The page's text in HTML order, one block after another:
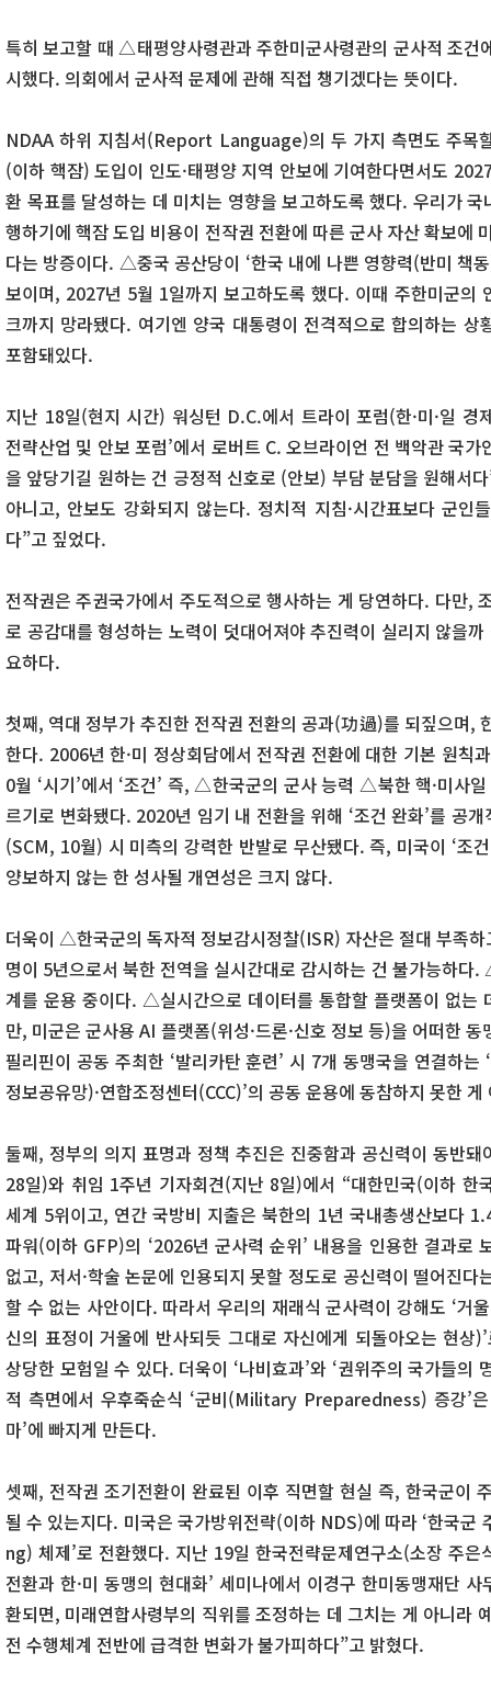
특히 보고할 때 △태평양사령관과 주한미군사령관의 군사적 조건
시했다. 의회에서 군사적 문제에 관해 직접 챙기겠다는 뜻이다.
NDAA 하위 지침서(Report Language)의 두 가지 측면도 주목
(이하 핵잠) 도입이 인도·태평양 지역 안보에 기여한다면서도
환 목표를 달성하는 데 미치는 영향을 보고하도록 했다. 우리가
행하기에 핵잠 도입 비용이 전작권 전환에 따른 군사 자산 확보에
다는 방증이다. △중국 공산당이 ‘한국 내에 나쁜 영향력(반미 책
보이며, 2027년 5월 1일까지 보고하도록 했다. 이때 주한미군의
크까지 망라됐다. 여기엔 양국 대통령이 전격적으로 합의하는 상
포함돼있다.
지난 18일(현지 시간) 워싱턴 D.C.에서 트라이 포럼(한·미·일 경
전략산업 및 안보 포럼’에서 로버트 C. 오브라이언 전 백악관 국
을 앞당기길 원하는 건 긍정적 신호로 (안보) 부담 분담을 원해서
아니고, 안보도 강화되지 않는다. 정치적 지침·시간표보다 군인
다”고 짚었다.
전작권은 주권국가에서 주도적으로 행사하는 게 당연하다. 다만,
로 공감대를 형성하는 노력이 덧대어져야 추진력이 실리지 않을
요하다.
첫째, 역대 정부가 추진한 전작권 전환의 공과(功過)를 되짚으며,
한다. 2006년 한·미 정상회담에서 전작권 전환에 대한 기본 원칙
0월 ‘시기’에서 ‘조건’ 즉, △한국군의 군사 능력 △북한 핵·미사
르기로 변화됐다. 2020년 임기 내 전환을 위해 ‘조건 완화’를 공
(SCM, 10월) 시 미측의 강력한 반발로 무산됐다. 즉, 미국이 ‘조
양보하지 않는 한 성사될 개연성은 크지 않다.
더욱이 △한국군의 독자적 정보감시정찰(ISR) 자산은 절대 부족
명이 5년으로서 북한 전역을 실시간대로 감시하는 건 불가능하다
계를 운용 중이다. △실시간으로 데이터를 통합할 플랫폼이 없는
만, 미군은 군사용 AI 플랫폼(위성·드론·신호 정보 등)을 어떠한
필리핀이 공동 주최한 ‘발리카탄 훈련’ 시 7개 동맹국을 연결하
정보공유망)·연합조정센터(CCC)’의 공동 운용에 동참하지 못한 게
둘째, 정부의 의지 표명과 정책 추진은 진중함과 공신력이 동반
28일)와 취임 1주년 기자회견(지난 8일)에서 “대한민국(이하 한
세계 5위이고, 연간 국방비 지출은 북한의 1년 국내총생산보다
파워(이하 GFP)의 ‘2026년 군사력 순위’ 내용을 인용한 결과로
없고, 저서·학술 논문에 인용되지 못할 정도로 공신력이 떨어진
할 수 없는 사안이다. 따라서 우리의 재래식 군사력이 강해도 ‘
신의 표정이 거울에 반사되듯 그대로 자신에게 되돌아오는 현상
상당한 모험일 수 있다. 더욱이 ‘나비효과’와 ‘권위주의 국가들의
적 측면에서 우후죽순식 ‘군비(Military Preparedness) 증강’은
마’에 빠지게 만든다.
셋째, 전작권 조기전환이 완료된 이후 직면할 현실 즉, 한국군이
될 수 있는지다. 미국은 국가방위전략(이하 NDS)에 따라 ‘한국
ng) 체제’로 전환했다. 지난 19일 한국전략문제연구소(소장 주은
전환과 한·미 동맹의 현대화’ 세미나에서 이경구 한미동맹재단
환되면, 미래연합사령부의 직위를 조정하는 데 그치는 게 아니라
전 수행체계 전반에 급격한 변화가 불가피하다”고 밝혔다.